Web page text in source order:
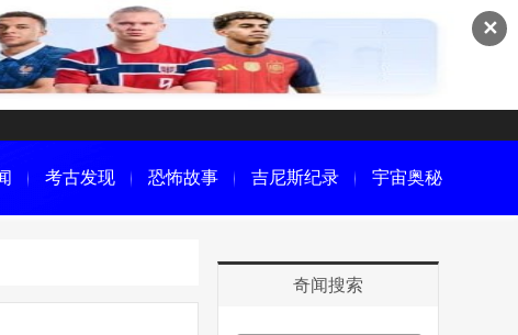
✕
考古发现 恐怖故事 吉尼斯纪录 宇宙奥秘
奇闻搜索